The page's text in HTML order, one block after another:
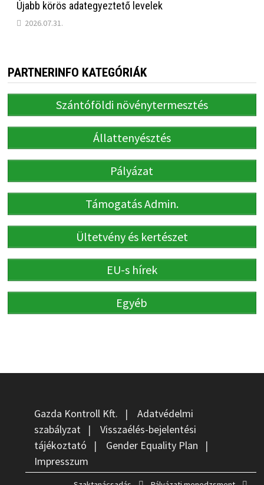
Újabb körös adategyeztető levelek
2026.07.31.
PARTNERINFO KATEGÓRIÁK
Szántóföldi növénytermesztés
Állattenyésztés
Pályázat
Támogatás Admin.
Ültetvény és kertészet
EU-s hírek
Egyéb
Gazda Kontroll Kft. | Adatvédelmi
szabályzat| Visszaélés-bejelentési
tájékoztató | Gender Equality Plan |
Impresszum